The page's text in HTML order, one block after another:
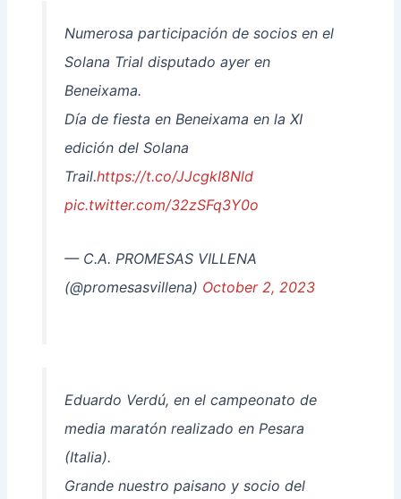
Numerosa participación de socios en el
Solana Trial disputado ayer en
Beneixama.
Día de fiesta en Beneixama en la XI
edición del Solana
Trail.https://t.co/JJcgkI8Nld
pic.twitter.com/32zSFq3Y0o
— C.A. PROMESAS VILLENA
(@promesasvillena) October 2, 2023
Eduardo Verdú, en el campeonato de
media maratón realizado en Pesara
(Italia).
Grande nuestro paisano y socio del